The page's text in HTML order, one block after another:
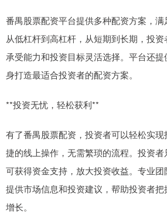
番禺股票配资平台提供多种配资方案，满
从低杠杆到高杠杆，从短期到长期，投
承受能力和投资目标灵活选择。平台还
身打造最适合投资者的配资方案。
**投资无忧，轻松获利**
有了番禺股票配资，投资者可以轻松实
捷的线上操作，无需繁琐的流程。投资
可获得资金支持，放大投资收益。专业
提供市场信息和投资建议，帮助投资者
增长。